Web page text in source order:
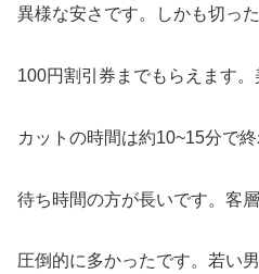
異様な安さです。しかも切っ
100円割引券までもらえます。
カットの時間は約10~15分で終
待ち時間の方が長いです。客
圧倒的に多かったです。若い